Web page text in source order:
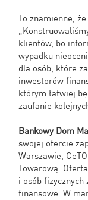
To znamienne,
klientów, bo
wypadku
dla osób, które
inwestorów
którym łatwiej
zaufanie
Bankowy Dom
swojej ofercie
Warszawie,
Towarową.
i osób
finansowe. W